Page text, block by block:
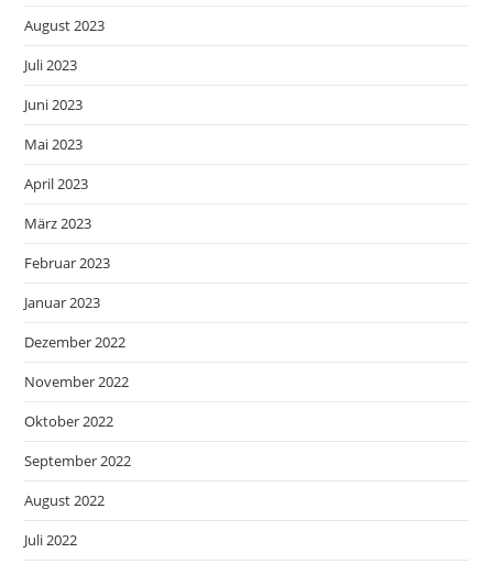
August 2023
Juli 2023
Juni 2023
Mai 2023
April 2023
März 2023
Februar 2023
Januar 2023
Dezember 2022
November 2022
Oktober 2022
September 2022
August 2022
Juli 2022